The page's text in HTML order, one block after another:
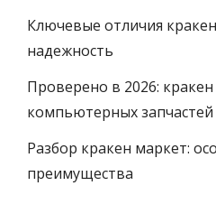
Ключевые отличия
надежность
Проверено в 2026: кракен
компьютерных
Разбор кракен маркет:
преимущества